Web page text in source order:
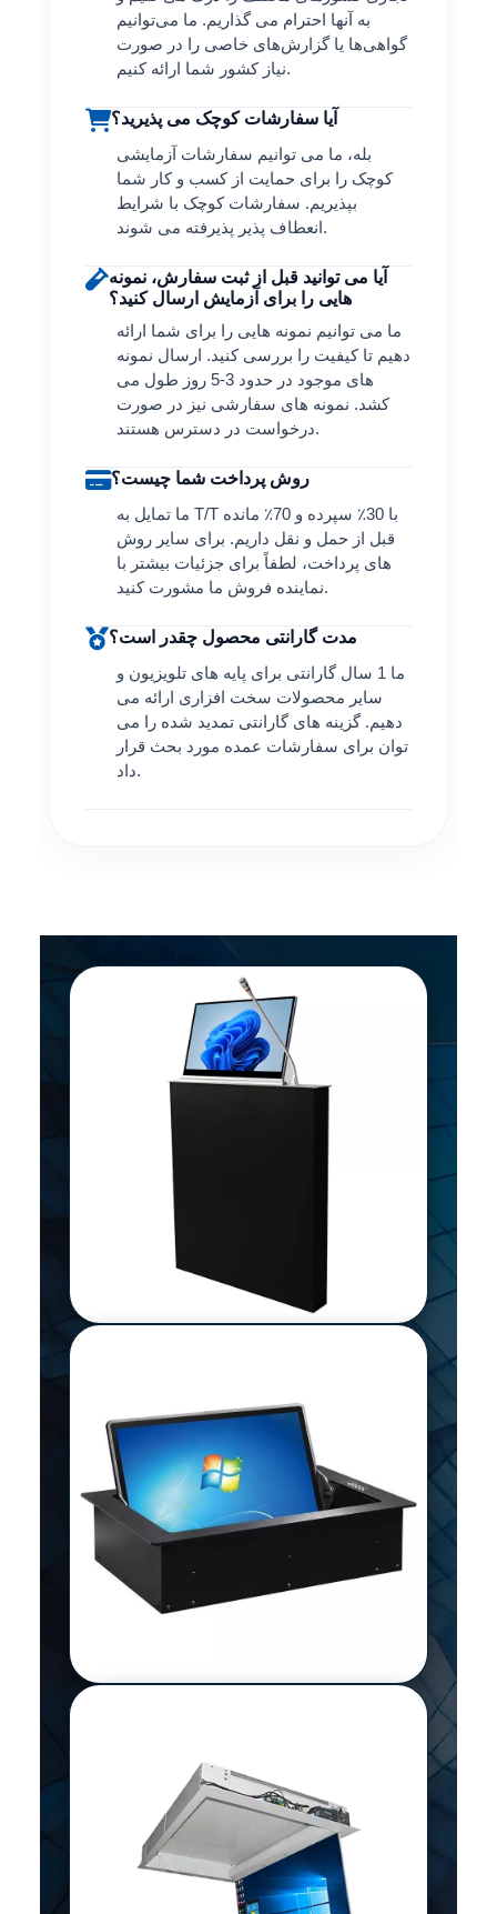
به آنها احترام می گذاریم. ما می‌توانیم
گواهی‌ها یا گزارش‌های خاصی را در صورت
نیاز کشور شما ارائه کنیم.
آیا سفارشات کوچک می پذیرید؟
بله، ما می توانیم سفارشات آزمایشی
کوچک را برای حمایت از کسب و کار شما
بپذیریم. سفارشات کوچک با شرایط
انعطاف پذیر پذیرفته می شوند.
آیا می توانید قبل از ثبت سفارش، نمونه
هایی را برای آزمایش ارسال کنید؟
ما می توانیم نمونه هایی را برای شما ارائه
دهیم تا کیفیت را بررسی کنید. ارسال نمونه
های موجود در حدود 3-5 روز طول می
کشد. نمونه های سفارشی نیز در صورت
درخواست در دسترس هستند.
روش پرداخت شما چیست؟
ما تمایل به T/T با 30٪ سپرده و 70٪ مانده
قبل از حمل و نقل داریم. برای سایر روش
های پرداخت، لطفاً برای جزئیات بیشتر با
نماینده فروش ما مشورت کنید.
مدت گارانتی محصول چقدر است؟
ما 1 سال گارانتی برای پایه های تلویزیون و
سایر محصولات سخت افزاری ارائه می
دهیم. گزینه های گارانتی تمدید شده را می
توان برای سفارشات عمده مورد بحث قرار
داد.